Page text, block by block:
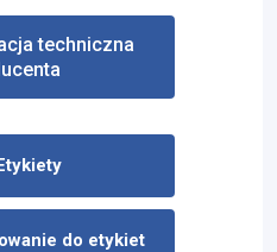
techniczna
do etykiet